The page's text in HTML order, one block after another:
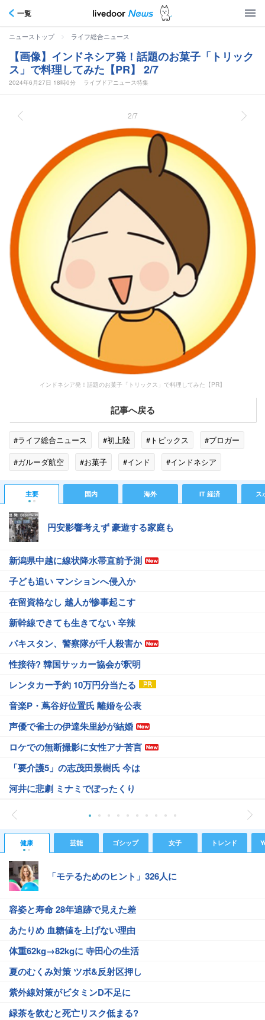
一覧
ニューストップ > ライフ総合ニュース
【画像】インドネシア発！話題のお菓子「トリック
ス」で料理してみた【PR】 2/7
2024年6月27日 18時0分 ライブドアニュース特集
2/7
インドネシア発！話題のお菓子「トリックス」で料理してみた【PR】
記事へ戻る
#ライフ総合ニュース #初上陸 #トピックス
#ブロガー
#ガルーダ航空
#お菓子 #インド #インドネシア
主要 国内 海外 IT 経済 ス
円安影響考えず 豪遊する家庭も
新潟県中越に線状降水帯直前予測
子ども追い マンションへ侵入か
在留資格なし 越人が惨事起こす
新幹線できても生きてない 辛辣
パキスタン、警察隊が千人殺害か
性接待? 韓国サッカー協会が釈明
レンタカー予約 10万円分当たる
音楽P・蔦谷好位置氏 離婚を公表
声優で雀士の伊達朱里紗が結婚
ロケでの無断撮影に女性アナ苦言
「要介護5」の志茂田景樹氏 今は
河井に悲劇 ミナミでぼったくり
健康 芸能 ゴシップ 女子 トレンド
「モテるためのヒント」326人に
容姿と寿命 28年追跡で見えた差
あたりめ 血糖値を上げない理由
体重62kg→82kgに 寺田心の生活
夏のむくみ対策 ツボ&反射区押し
紫外線対策がビタミンD不足に
緑茶を飲むと死亡リスク低まる?